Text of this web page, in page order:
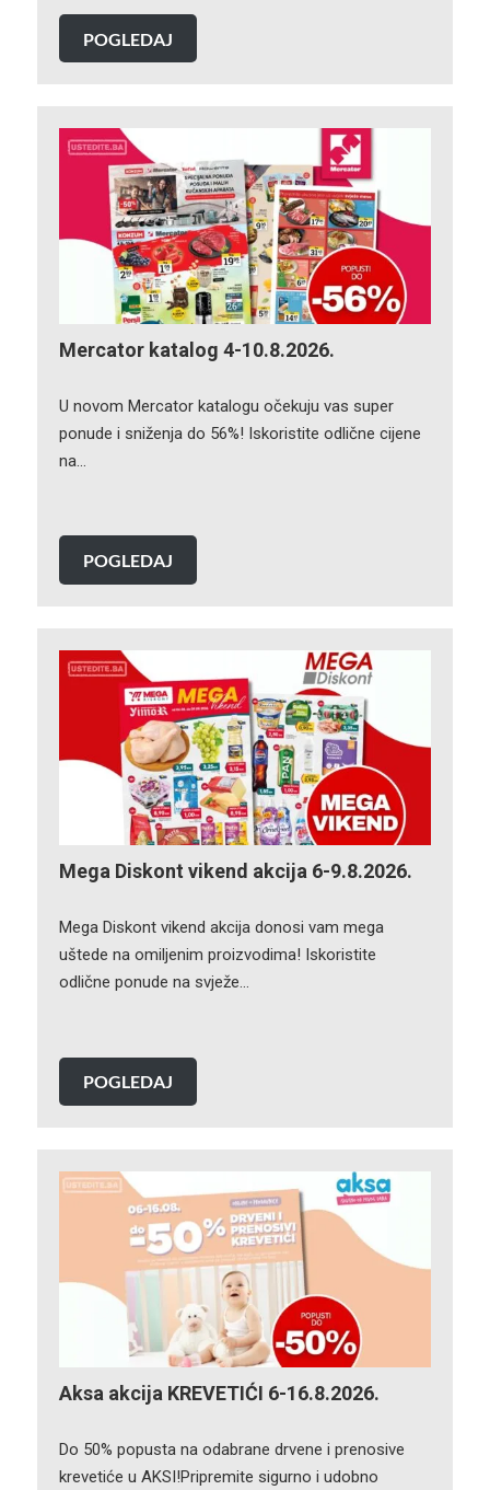
POGLEDAJ
Mercator katalog 4-10.8.2026.
U novom Mercator katalogu očekuju vas super
ponude i sniženja do 56%! Iskoristite odlične cijene
na…
POGLEDAJ
Mega Diskont vikend akcija 6-9.8.2026.
Mega Diskont vikend akcija donosi vam mega
uštede na omiljenim proizvodima! Iskoristite
odlične ponude na svježe…
POGLEDAJ
Aksa akcija KREVETIĆI 6-16.8.2026.
Do 50% popusta na odabrane drvene i prenosive
krevetiće u AKSI!Pripremite sigurno i udobno